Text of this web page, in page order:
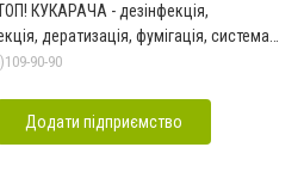
КУКАРАЧА - дезінфекція,
дератизація, фумігація, система
90-90
Додати підприємство